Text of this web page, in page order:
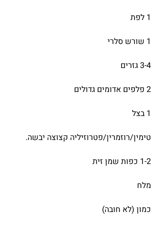
1 לפת
1 שורש סלרי
3-4 גזרים
2 פלפים אדומים גדולים
1 בצל
טימין/רוזמרין/פטרוזיליה קצוצה יבשה.
1-2 כפות שמן זית
מלח
כמון (לא חובה)